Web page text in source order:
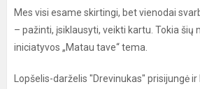
Mes visi esame skirtingi, bet vienodai
– pažinti, įsiklausyti, veikti kartu. Tokia šių
iniciatyvos „Matau tave“ tema.
Lopšelis-darželis "Drevinukas" prisijungė